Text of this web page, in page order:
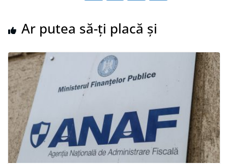
Ar putea să-ți placă și